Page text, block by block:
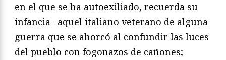
en el que se ha autoexiliado, recuerda su
infancia –aquel italiano veterano de alguna
guerra que se ahorcó al confundir las luces
del pueblo con fogonazos de cañones;